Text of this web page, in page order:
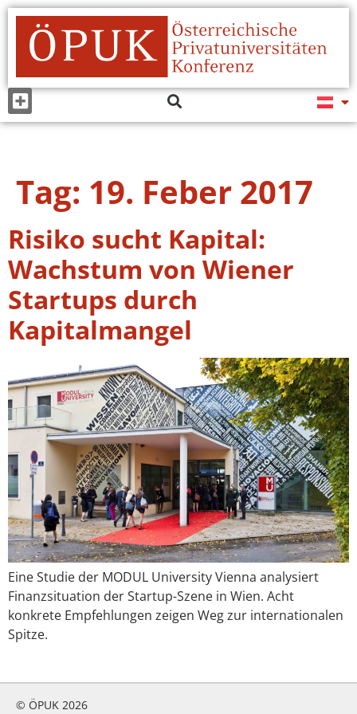
Tag: 19. Feber 2017
Risiko sucht Kapital:
Wachstum von Wiener
Startups durch
Kapitalmangel
Eine Studie der MODUL University Vienna analysiert
Finanzsituation der Startup-Szene in Wien. Acht
konkrete Empfehlungen zeigen Weg zur internationalen
Spitze.
© ÖPUK 2026